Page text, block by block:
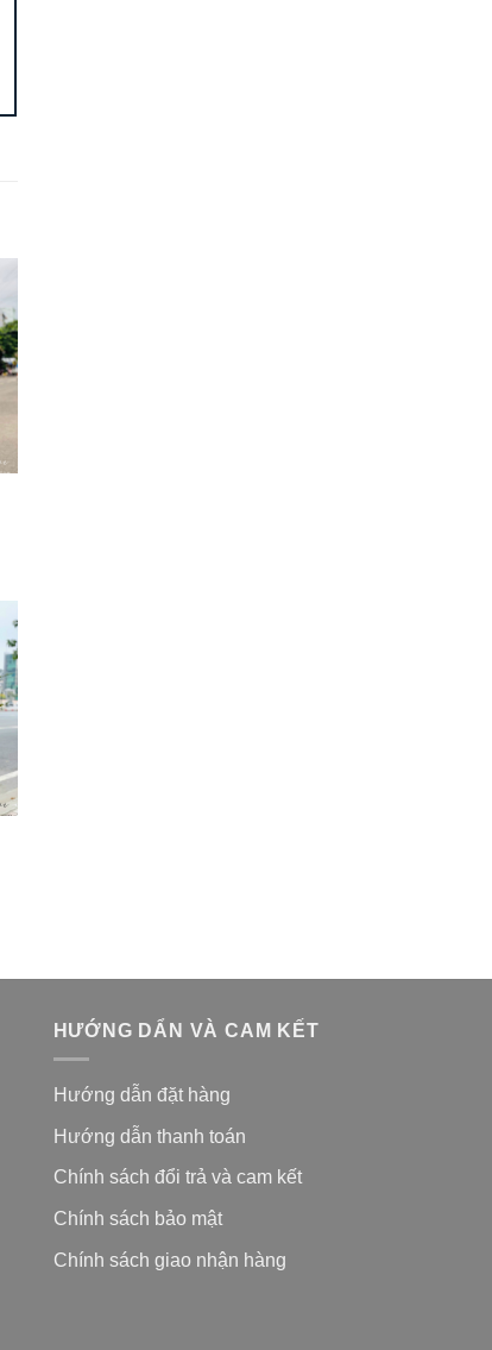
HƯỚNG DẨN VÀ CAM KẾT
Hướng dẫn đặt hàng
Hướng dẫn thanh toán
Chính sách đổi trả và cam kết
Chính sách bảo mật
Chính sách giao nhận hàng